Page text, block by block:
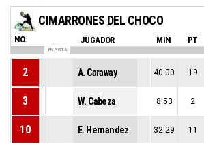
CIMARRONES DEL CHOCO
NO. JUGADOR MIN PT
EN PISTA
2 A. Caraway 40:00 19
3 W. Cabeza 8:53 2
10 E. Hernandez 32:29 11